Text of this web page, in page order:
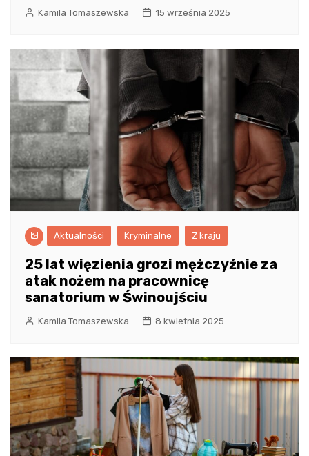
Kamila Tomaszewska 15 września 2025
Aktualności Kryminalne Z kraju
25 lat więzienia grozi mężczyźnie za
atak nożem na pracownicę
sanatorium w Świnoujściu
Kamila Tomaszewska 8 kwietnia 2025